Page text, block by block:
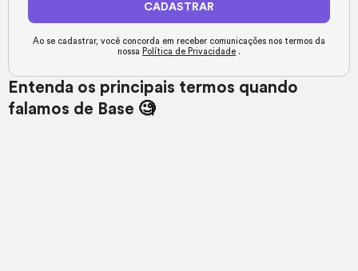
CADASTRAR
Ao se cadastrar, você concorda em receber comunicações nos termos da
nossa Política de Privacidade .
Entenda os principais termos quando
falamos de Base 🧐